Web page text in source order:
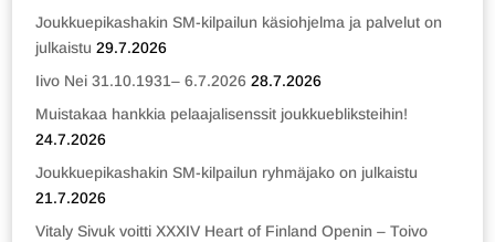
Joukkuepikashakin SM-kilpailun käsiohjelma ja palvelut on
julkaistu 29.7.2026
Iivo Nei 31.10.1931– 6.7.2026 28.7.2026
Muistakaa hankkia pelaajalisenssit joukkuebliksteihin!
24.7.2026
Joukkuepikashakin SM-kilpailun ryhmäjako on julkaistu
21.7.2026
Vitaly Sivuk voitti XXXIV Heart of Finland Openin – Toivo